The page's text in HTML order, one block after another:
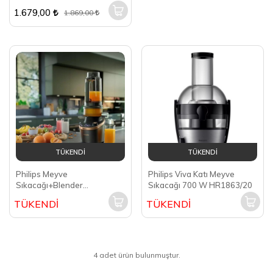
1.679,00 1.869,00
TÜKENDİ
Philips Meyve
Sıkacağı+Blender
TÜKENDİ
TÜKENDİ
Philips Viva Katı Meyve
Sıkacağı 700 W HR1863/20
TÜKENDİ
4 adet ürün bulunmuştur.